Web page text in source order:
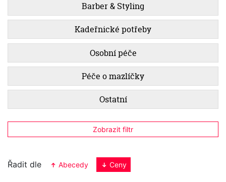
Barber & Styling
Kadeřnické potřeby
Osobní péče
Péče o mazlíčky
Ostatní
Zobrazit filtr
Řadit dle Abecedy Ceny